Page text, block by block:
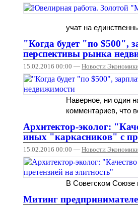
учат на
"Когда будет "по $500",
перспективы рынка
15.02.2016 00:00 — Новости
Наверное, ни один
комментариев, что
Архитектор-эколог:
иных "каркасников" с
15.02.2016 00:00 — Новости
В Советском Союзе
Митинг